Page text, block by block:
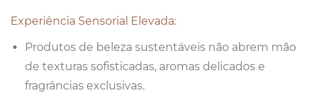
Experiência Sensorial Elevada:
Produtos de beleza sustentáveis ​​não abrem mão
de texturas sofisticadas, aromas delicados e
fragrâncias exclusivas.